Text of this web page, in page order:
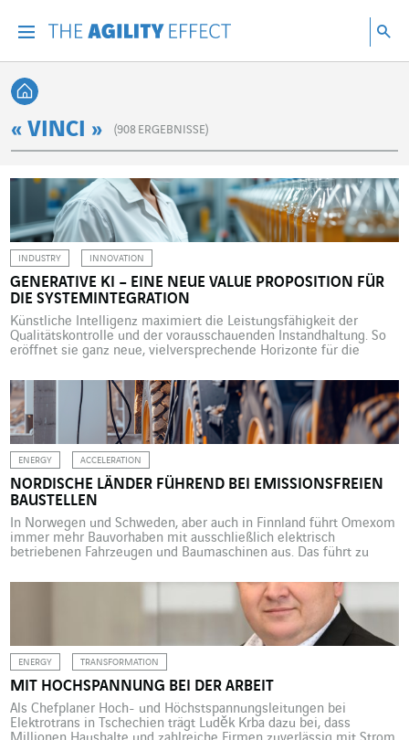
Zurück zur Startseite
« VINCI » (908 ERGEBNISSE)
INDUSTRY INNOVATION
GENERATIVE KI – EINE NEUE VALUE PROPOSITION FÜR
DIE SYSTEMINTEGRATION
Künstliche Intelligenz maximiert die Leistungsfähigkeit der
Qualitätskontrolle und der vorausschauenden Instandhaltung. So
eröffnet sie ganz neue, vielversprechende Horizonte für die
wie ChatGPT, Deepseek, Gemini oder Le Chat zukünftig aus der
industriellen Fertigung nicht mehr wegzudenken sein? Für
McKinsey ist die Produktion einer von vier Hauptbereichen, in
denen generative künstliche […]
ENERGY ACCELERATION
NORDISCHE LÄNDER FÜHREND BEI EMISSIONSFREIEN
BAUSTELLEN
In Norwegen und Schweden, aber auch in Finnland führt Omexom
immer mehr Bauvorhaben mit ausschließlich elektrisch
betriebenen Fahrzeugen und Baumaschinen aus. Das führt zu
verstärkt an der Senkung der Treibhausgasemissionen gearbeitet.
Und VINCI Energies ist in Sachen „ökologische“ und „nachhaltige“
Baustelle einen Schritt voraus. „Die […]
ENERGY TRANSFORMATION
MIT HOCHSPANNUNG BEI DER ARBEIT
Als Chefplaner Hoch- und Höchstspannungsleitungen bei
Elektrotrans in Tschechien trägt Luděk Krba dazu bei, dass